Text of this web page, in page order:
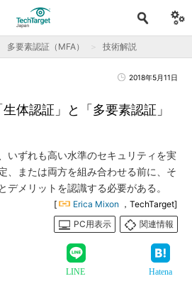
多要素認証（MFA） 技術解説
2018年5月11日
体認証」と「多要素認証」
いずれも高い水準のセキュリティを実
、または両方を組み合わせる前に、そ
デメリットを認識する必要がある。
[ Erica Mixon ，TechTarget]
PC用表示
関連情報
LINE Hatena